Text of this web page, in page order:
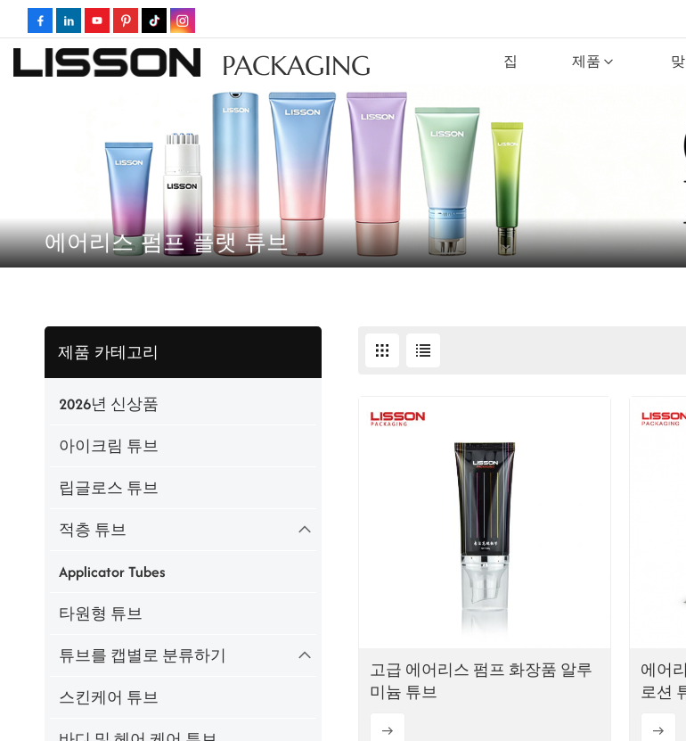
PACKAGING 집 제품
에어리스 펌프 플랫 튜브
제품 카테고리
2026년 신상품
아이크림 튜브
립글로스 튜브
적층 튜브
Applicator Tubes
타원형 튜브
튜브를 캡별로 분류하기
스킨케어 튜브
고급 에어리스 펌프 화장품 알루
미늄 튜브
에어
로션